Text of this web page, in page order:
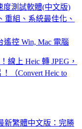
度測試軟體(中文版)
重組、系統最佳化、
控 Win, Mac 電腦
線上 Heic 轉 JPEG，
（Convert Heic to
新繁體中文版：完勝